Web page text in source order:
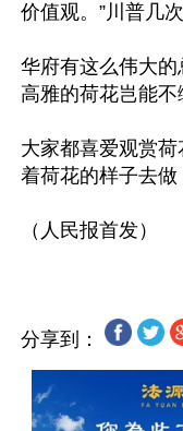
价值观。”川普几
华府有这么伟大
高雅的荷花岂能不
大家都喜爱观赏
着荷花的样子去
分享到：